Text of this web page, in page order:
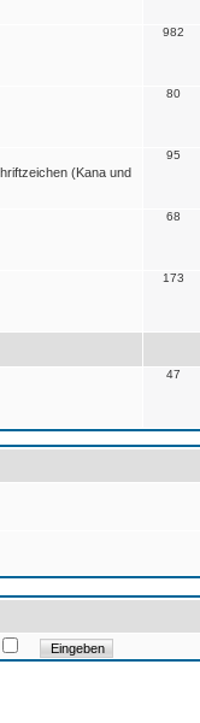
982
80
(Kana und
95
68
173
47